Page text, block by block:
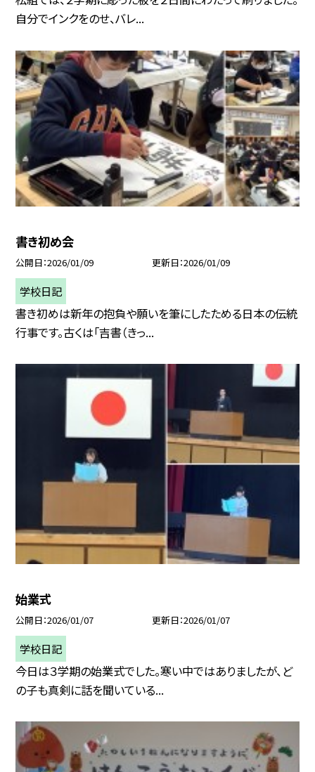
自分でインクをのせ、バレ...
書き初め会
公開日 2026/01/09 更新日 2026/01/09
学校日記
書き初めは新年の抱負や願いを筆にしたためる日本の伝統
行事です。古くは「吉書（きっ...
始業式
公開日 2026/01/07 更新日 2026/01/07
学校日記
今日は３学期の始業式でした。寒い中ではありましたが、ど
の子も真剣に話を聞いている...